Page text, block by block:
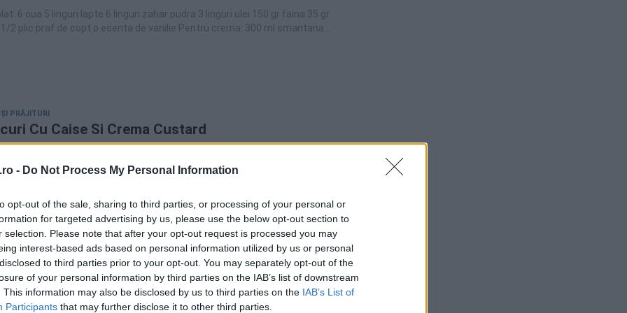
- Do Not Process My Personal Information
opt-out of the sale, sharing to third parties, or processing of your personal or
for targeted advertising by us, please use the below opt-out section to
selection. Please note that after your opt-out request is processed you may
interest-based ads based on personal information utilized by us or personal
to third parties prior to your opt-out. You may separately opt-out of the
of your personal information by third parties on the IAB’s list of downstream
This information may also be disclosed by us to third parties on the IAB’s List of
Participants that may further disclose it to other third parties.
150 gr faina 35 gr
praf de copt o esenta de vanilie Pentru crema: 300 ml smantana
PRĂJITURI
Cu Caise Si Crema Custard
la fel de bine cu ceaiul de dupa-amiaza.
PRĂJITURI
caise si kiwi
5linguri zahar+1plic zahar vanilat, 5 linguri faina, 5 linguri apa minerala 2
1 plic praf de copt, 1 praf sareCrema:500 g frisca lichida, 400 g iaurt caise, 2